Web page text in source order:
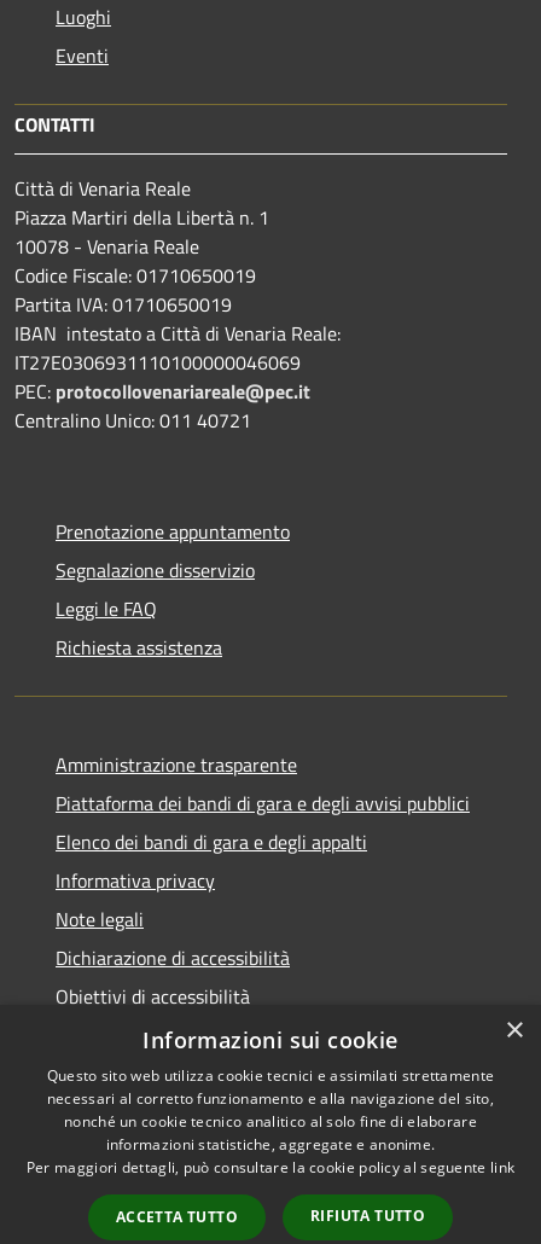
Luoghi
Eventi
CONTATTI
Città di Venaria Reale
Piazza Martiri della Libertà n. 1
10078 - Venaria Reale
Codice Fiscale: 01710650019
Partita IVA: 01710650019
IBAN intestato a Città di Venaria Reale:
IT27E0306931110100000046069
PEC: protocollovenariareale@pec.it
Centralino Unico: 011 40721
Prenotazione appuntamento
Segnalazione disservizio
Leggi le FAQ
Richiesta assistenza
Amministrazione trasparente
Piattaforma dei bandi di gara e degli avvisi pubblici
Elenco dei bandi di gara e degli appalti
Informativa privacy
Note legali
Dichiarazione di accessibilità
Obiettivi di accessibilità
Accessibilità
Privacy
Mappa del sito
×
Informazioni sui cookie
Questo sito web utilizza cookie tecnici e assimilati strettamente
necessari al corretto funzionamento e alla navigazione del sito,
nonché un cookie tecnico analitico al solo fine di elaborare
informazioni statistiche, aggregate e anonime.
Per maggiori dettagli, può consultare la cookie policy al seguente link
ACCETTA TUTTO RIFIUTA TUTTO